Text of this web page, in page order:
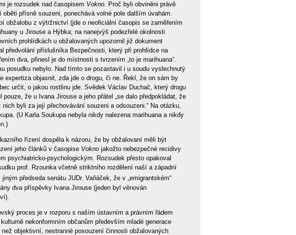
je rozsudek nad časopisem Vokno. Proč byli obviněni právě
přísně souzeni, ponechává volné pole dalším úvahám.
obžalobu z výtržnictví (jde o neoficiální časopis se zaměřením
u Jirouse a Hýbka; na nanejvýš podezřelé okolnosti
prohlídkách u obžalovaných upozornil již dokument
předvolání příslušníka Bezpečnosti, který při prohlídce na
dva, přinesl je do místnosti s tvrzením „to je marihuana“.
posudku nebylo. Nad tímto se pozastavil i u soudu vyslechnutý
expertiza objasnit, zda jde o drogu, či ne. Řekl, že on sám by
určit, o jakou rostlinu jde. Svědek Václav Duchač, který drogu
že u Ivana Jirouse a jeho přátel „se dalo předpokládat, že
byli za její přechovávání souzeni a odsouzeni.“ Na otázku,
(U Karla Soukupa nebyla nikdy nalezena marihuana a nikdy
řízení dospěla k názoru, že by obžalovaní měli být
jeho článků v časopise Vokno jakožto nebezpečné recidivy
psychiatricko-psychologickým. Rozsudek přesto opakoval
prof. Rzounka včetně striktního rozdělení naší a západní
předseda senátu JUDr. Vaňáček, že v „emigrantském“
dva příspěvky Ivana Jirouse (jeden byl věnován
proces je v rozporu s naším ústavním a právním řádem
nekonformním občanům především mladé generace
objektivní, nestranné posouzení činnosti obžalovaných